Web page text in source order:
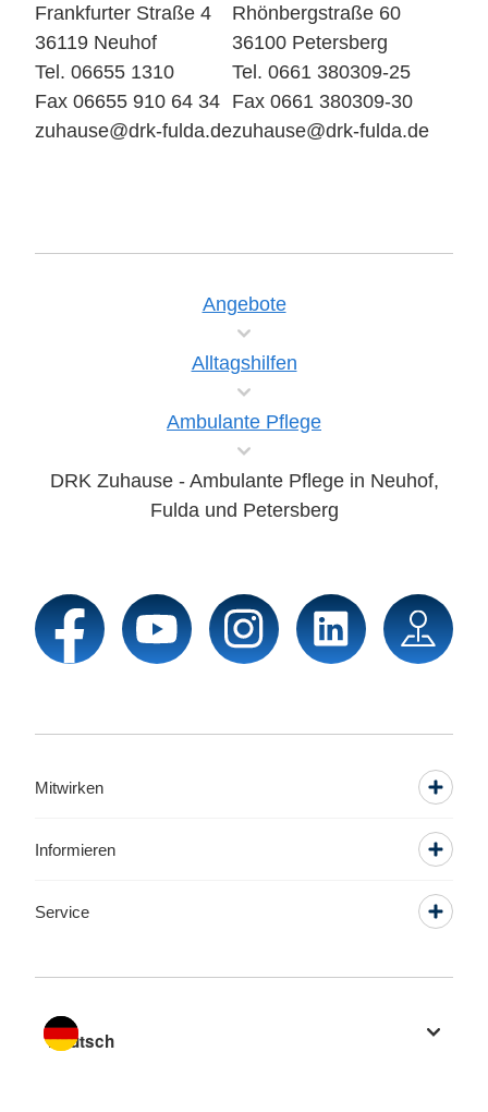
Frankfurter Straße 4
36119 Neuhof
Tel. 06655 1310
Fax 06655 910 64 34
zuhause@drk-fulda.de
Rhönbergstraße 60
36100 Petersberg
Tel. 0661 380309-25
Fax 0661 380309-30
zuhause@drk-fulda.de
Angebote
Alltagshilfen
Ambulante Pflege
DRK Zuhause - Ambulante Pflege in Neuhof,
Fulda und Petersberg
Mitwirken
Informieren
Service
Sprache wechseln zu